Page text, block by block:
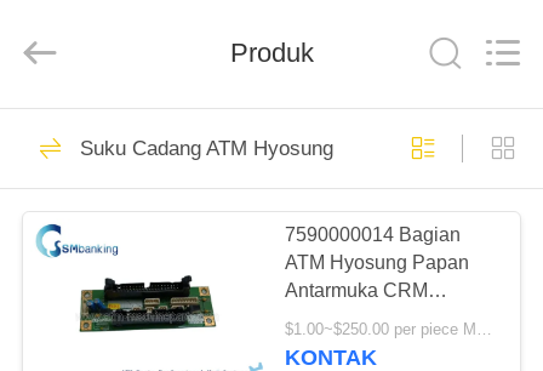
RUMAH
PRODUK
TENTANG
KAMI
Co.,Ltd..
Mesin ATM Parts
410
Produk
Suku Cadang ATM Hyosung
7590000014 Bagian
ATM Hyosung Papan
Antarmuka CRM
Nautilus Monimax Untuk
Kontrol Panel
$1.00~$250.00 per piece MOQ:1 potong
KONTAK